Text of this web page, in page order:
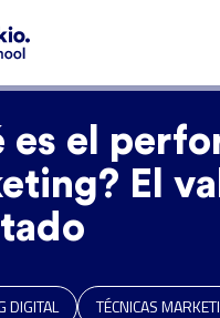
es el
El
DIGITAL TÉCNICAS